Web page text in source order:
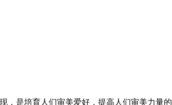
是培育人们审美爱好，提高人们审美力量